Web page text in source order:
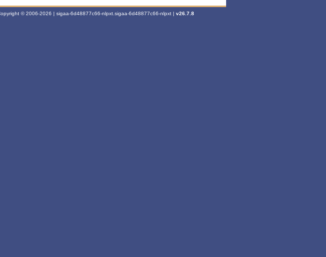
© 2006-2026 | sigaa-6d48877c66-nlpxt.sigaa-6d48877c66-nlpxt | v26.7.8